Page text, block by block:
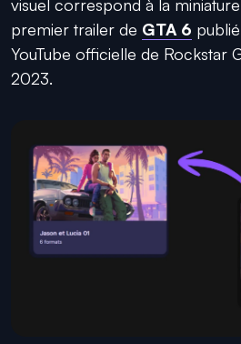
visuel correspond à la
premier trailer de GTA 6
YouTube officielle de Rockstar
2023.